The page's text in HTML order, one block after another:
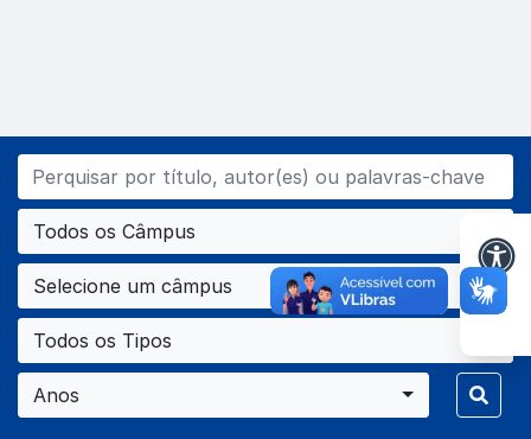
Todos os Câmpus
Selecione um câmpus
Todos os Tipos
Anos